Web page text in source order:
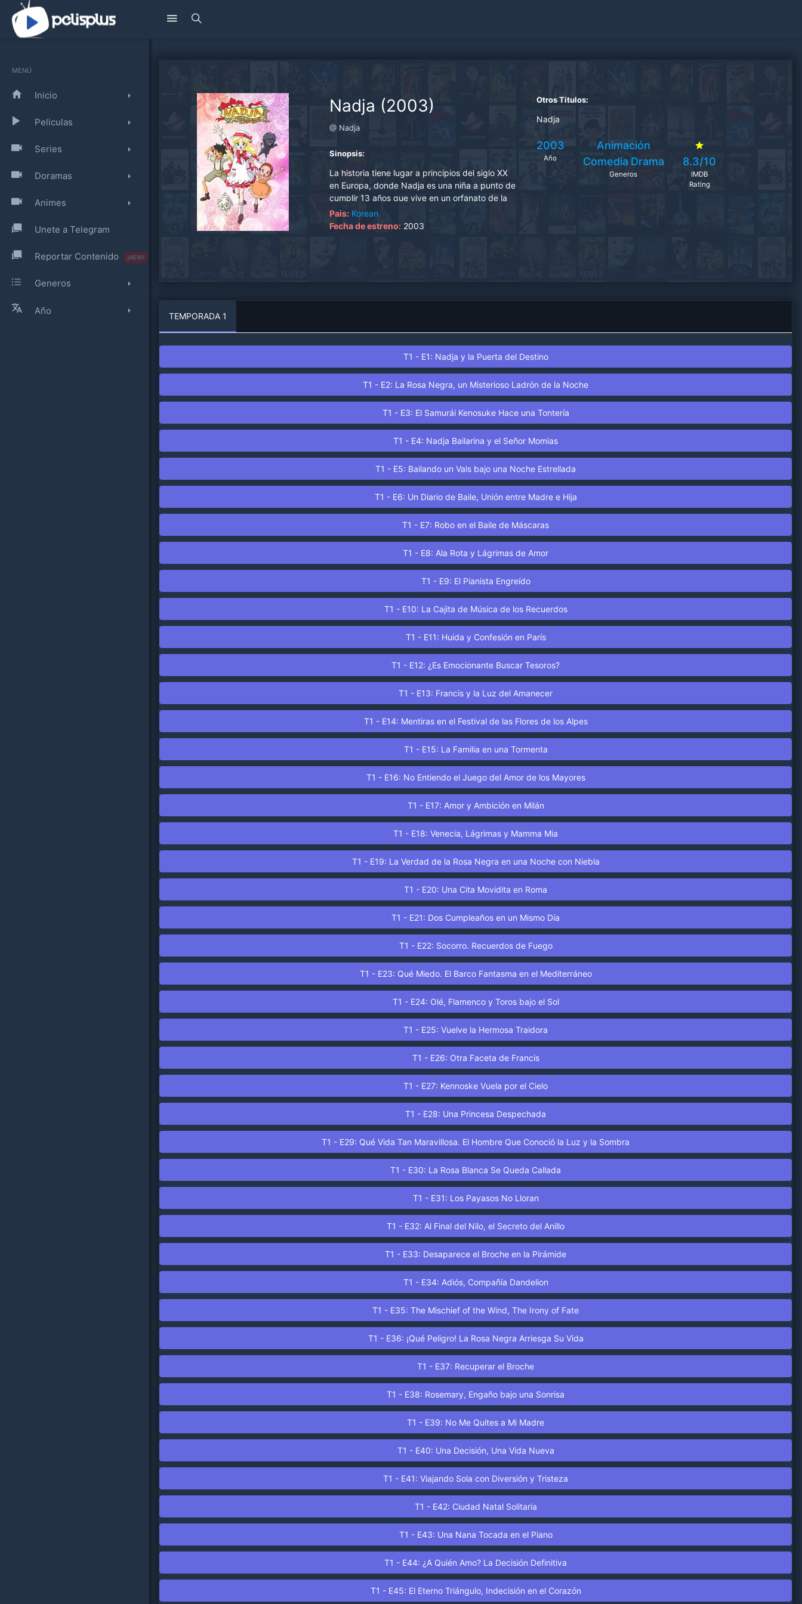
MENÚ
Inicio
Peliculas
Series
Doramas
Animes
Unete a Telegram
Reportar Contenido ¡NEW!
Generos
Año
Nadja (2003)
@ Nadja
Sinopsis:
La historia tiene lugar a principios del siglo XX
en Europa, donde Nadja es una niña a punto de
cumplir 13 años que vive en un orfanato de la
compañía inglesa. El día de su cumpleaños
recibe por sorpresa un paquete con un vestido
Pais: Korean
Fecha de estreno: 2003
Otros Titulos:
Nadja
2003
Año
Animación
Comedia Drama
Generos
8.3/10
IMDB
Rating
TEMPORADA 1
T1 - E1: Nadja y la Puerta del Destino
T1 - E2: La Rosa Negra, un Misterioso Ladrón de la Noche
T1 - E3: El Samurái Kenosuke Hace una Tontería
T1 - E4: Nadja Bailarina y el Señor Momias
T1 - E5: Bailando un Vals bajo una Noche Estrellada
T1 - E6: Un Diario de Baile, Unión entre Madre e Hija
T1 - E7: Robo en el Baile de Máscaras
T1 - E8: Ala Rota y Lágrimas de Amor
T1 - E9: El Pianista Engreído
T1 - E10: La Cajita de Música de los Recuerdos
T1 - E11: Huida y Confesión en París
T1 - E12: ¿Es Emocionante Buscar Tesoros?
T1 - E13: Francis y la Luz del Amanecer
T1 - E14: Mentiras en el Festival de las Flores de los Alpes
T1 - E15: La Familia en una Tormenta
T1 - E16: No Entiendo el Juego del Amor de los Mayores
T1 - E17: Amor y Ambición en Milán
T1 - E18: Venecia, Lágrimas y Mamma Mia
T1 - E19: La Verdad de la Rosa Negra en una Noche con Niebla
T1 - E20: Una Cita Movidita en Roma
T1 - E21: Dos Cumpleaños en un Mismo Día
T1 - E22: Socorro. Recuerdos de Fuego
T1 - E23: Qué Miedo. El Barco Fantasma en el Mediterráneo
T1 - E24: Olé, Flamenco y Toros bajo el Sol
T1 - E25: Vuelve la Hermosa Traidora
T1 - E26: Otra Faceta de Francis
T1 - E27: Kennoske Vuela por el Cielo
T1 - E28: Una Princesa Despechada
T1 - E29: Qué Vida Tan Maravillosa. El Hombre Que Conoció la Luz y la Sombra
T1 - E30: La Rosa Blanca Se Queda Callada
T1 - E31: Los Payasos No Lloran
T1 - E32: Al Final del Nilo, el Secreto del Anillo
T1 - E33: Desaparece el Broche en la Pirámide
T1 - E34: Adiós, Compañía Dandelion
T1 - E35: The Mischief of the Wind, The Irony of Fate
T1 - E36: ¡Qué Peligro! La Rosa Negra Arriesga Su Vida
T1 - E37: Recuperar el Broche
T1 - E38: Rosemary, Engaño bajo una Sonrisa
T1 - E39: No Me Quites a Mi Madre
T1 - E40: Una Decisión, Una Vida Nueva
T1 - E41: Viajando Sola con Diversión y Tristeza
T1 - E42: Ciudad Natal Solitaria
T1 - E43: Una Nana Tocada en el Piano
T1 - E44: ¿A Quién Amo? La Decisión Definitiva
T1 - E45: El Eterno Triángulo, Indecisión en el Corazón